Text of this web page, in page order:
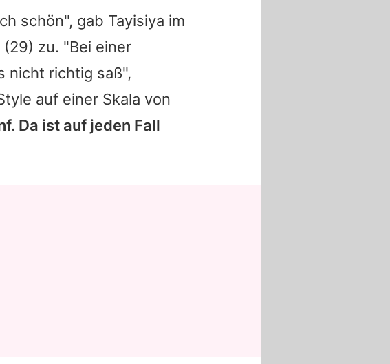
schön", gab Tayisiya im
(29) zu. "Bei einer
nicht richtig saß",
auf einer Skala von
Da ist auf jeden Fall